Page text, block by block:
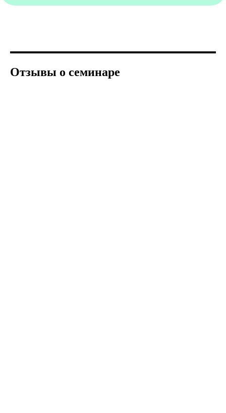
Отзывы о семинаре